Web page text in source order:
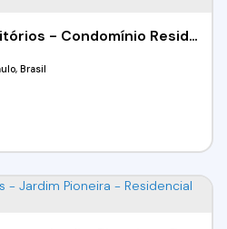
Apartamento 2 Dormitórios - Condomínio Residencial Sky Granja Viana - Cotia
Brasil